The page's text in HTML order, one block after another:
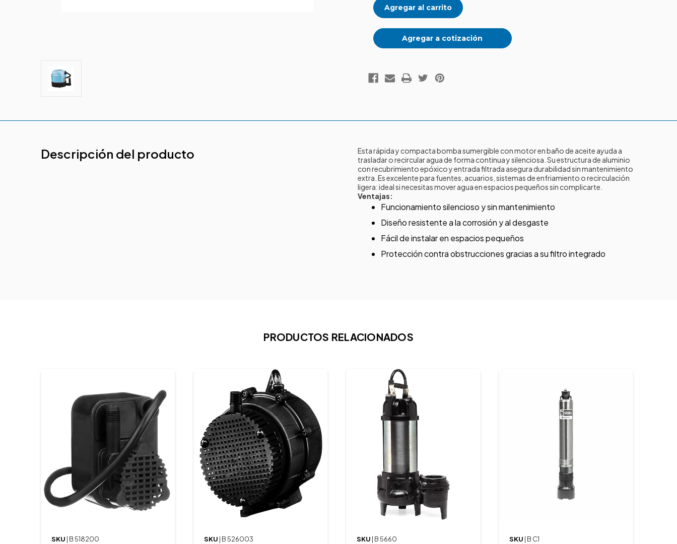
Agregar a cotización
Descripción del producto
Esta rápida y compacta bomba sumergible con motor en baño de aceite ayuda a
trasladar o recircular agua de forma continua y silenciosa. Su estructura de aluminio
con recubrimiento epóxico y entrada filtrada asegura durabilidad sin mantenimiento
extra. Es excelente para fuentes, acuarios, sistemas de enfriamiento o recirculación
ligera: ideal si necesitas mover agua en espacios pequeños sin complicarte.
Ventajas:
Funcionamiento silencioso y sin mantenimiento
Diseño resistente a la corrosión y al desgaste
Fácil de instalar en espacios pequeños
Protección contra obstrucciones gracias a su filtro integrado
PRODUCTOS RELACIONADOS
SKU | B 518200 SKU | B 526003 SKU | B 5660 SKU | B C1